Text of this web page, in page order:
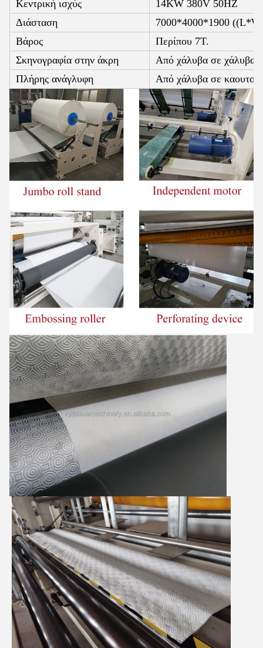
Κεντρική ισχύς
14KW 380V 50HZ
Διάσταση
7000*4000*1900
Βάρος
Περίπου 7T.
Σκηνογραφία στην άκρη
Από χάλυβα σε χάλυβα
Πλήρης ανάγλυφη
Από χάλυβα σε